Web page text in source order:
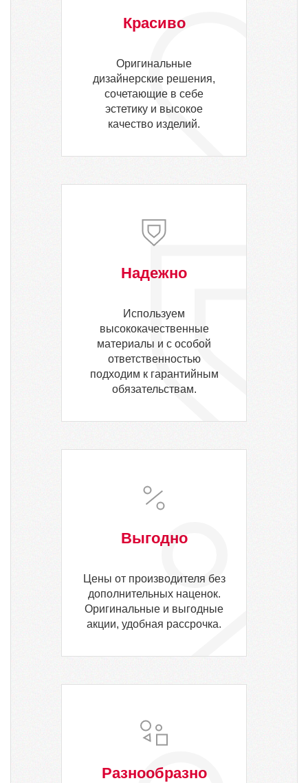
Красиво
Оригинальные
дизайнерские решения,
сочетающие в себе
эстетику и высокое
качество изделий.
Надежно
Используем
высококачественные
материалы и с особой
ответственностью
подходим к гарантийным
обязательствам.
Выгодно
Цены от производителя без
дополнительных наценок.
Оригинальные и выгодные
акции, удобная рассрочка.
Разнообразно